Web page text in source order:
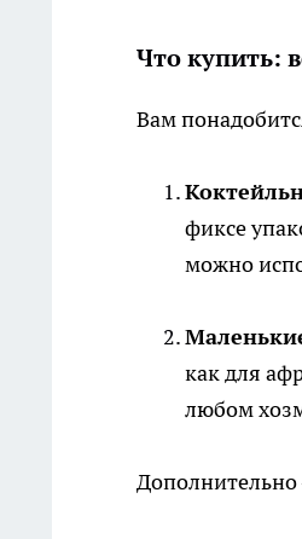
Что купить:
Вам
фиксе
можно
как для
любом
Дополнительно